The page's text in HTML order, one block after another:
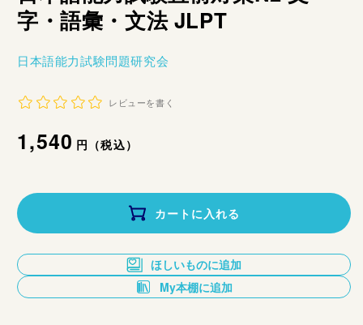
字・語彙・文法 JLPT
日本語能力試験問題研究会
レビューを書く
通
価
格
1,540円（税込）
カートに入れる
ほしいものに追加
My本棚に追加